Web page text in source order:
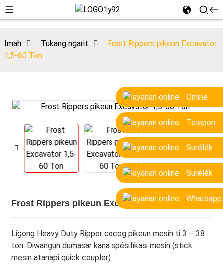
Online
Telepon
Surélék
Surélék
Whatsapp
Imah Tukang ngarit
Frost Rippers pikeun Excavator
1,5-60 Ton
Frost Rippers pikeun Excavator 1,5-60 Ton
Ligong Heavy Duty Ripper cocog pikeun mesin ti 3 – 38
ton. Diwangun dumasar kana spésifikasi mesin (stick
mesin atanapi quick coupler).